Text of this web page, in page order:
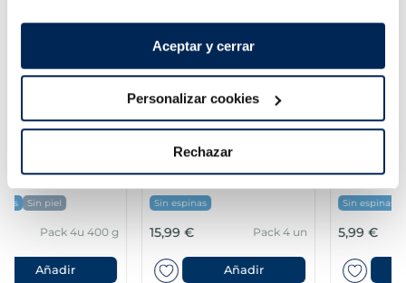
Aceptar y cerrar
Personalizar cookies
Rechazar
MSC Premium
Sin espinas
15,99 € Pack 4 un
Filets de llobarro
Premium
5,99 € Pack 180 g